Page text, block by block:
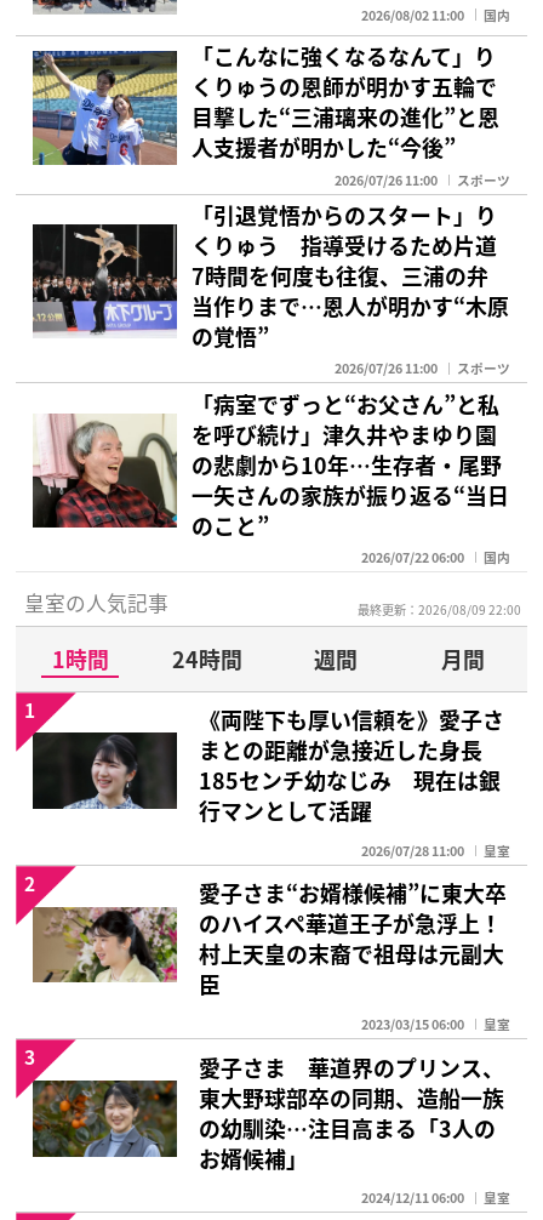
2026/08/02 11:00 国内
「こんなに強くなるなんて」り
くりゅうの恩師が明かす五輪で
目撃した“三浦璃来の進化”と恩
人支援者が明かした“今後”
2026/07/26 11:00 スポーツ
「引退覚悟からのスタート」り
くりゅう 指導受けるため片道
7時間を何度も往復、三浦の弁
当作りまで…恩人が明かす“木原
の覚悟”
2026/07/26 11:00 スポーツ
「病室でずっと“お父さん”と私
を呼び続け」津久井やまゆり園
の悲劇から10年…生存者・尾野
一矢さんの家族が振り返る“当日
のこと”
2026/07/22 06:00 国内
皇室の人気記事 最終更新：2026/08/09 22:00
1時間 24時間 週間
月間
《両陛下も厚い信頼を》愛子さ
まとの距離が急接近した身長
185センチ幼なじみ 現在は銀
行マンとして活躍
2026/07/28 11:00 皇室
1
愛子さま“お婿様候補”に東大卒
のハイスペ華道王子が急浮上！
村上天皇の末裔で祖母は元副大
臣
2023/03/15 06:00 皇室
2
愛子さま 華道界のプリンス、
東大野球部卒の同期、造船一族
の幼馴染…注目高まる「3人の
お婿候補」
2024/12/11 06:00 皇室
3